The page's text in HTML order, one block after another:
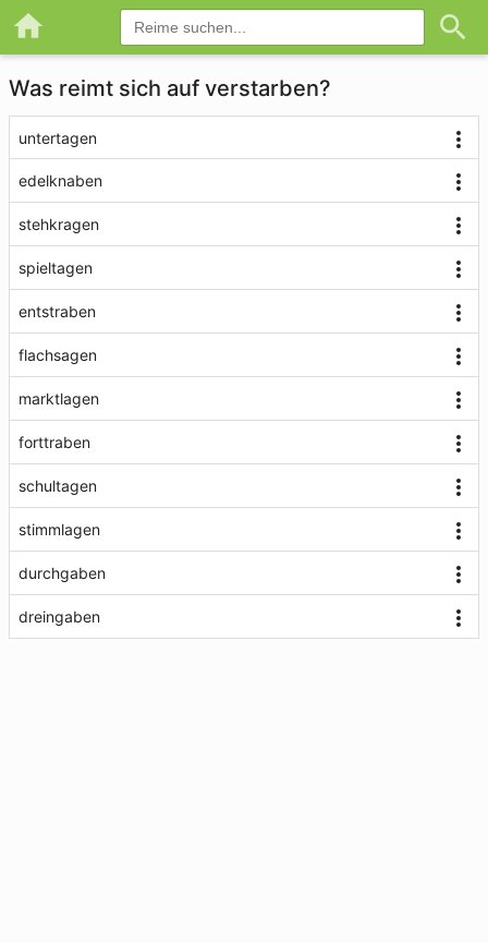
Was reimt sich auf verstarben?
untertagen
edelknaben
stehkragen
spieltagen
entstraben
flachsagen
marktlagen
forttraben
schultagen
stimmlagen
durchgaben
dreingaben